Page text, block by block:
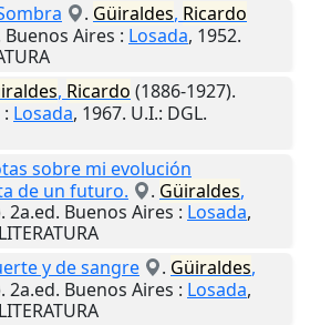
. Güiraldes, Ricardo
Buenos Aires : Losada, 1952.
, Ricardo (1886-1927).
: Losada, 1967. U.I.: DGL.
sobre mi evolución
de un futuro.
. Güiraldes,
2a.ed. Buenos Aires : Losada,
y de sangre
. Güiraldes,
2a.ed. Buenos Aires : Losada,